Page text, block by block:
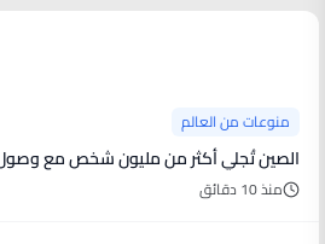
منوعات من العالم
الصين تُجلي أكثر من مليون شخص مع
منذ 10 دقائق